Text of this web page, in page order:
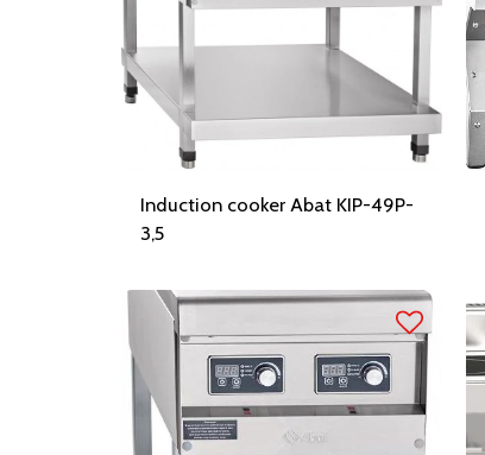
Induction cooker Abat KIP-49P-
3,5